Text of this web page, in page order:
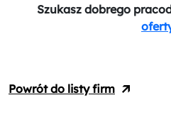
Szukasz dobrego
Powrót do listy firm